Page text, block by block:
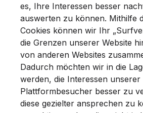
es, Ihre Interessen besser
auswerten zu können. Mithilfe
Cookies können wir Ihr
die Grenzen unserer Website
von anderen Websites
Dadurch möchten wir in die
werden, die Interessen unserer
Plattformbesucher besser zu
diese gezielter ansprechen zu